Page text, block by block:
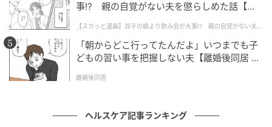
Nagahitoyuki / Wikimedia Commons
る。縦すじに比べると頻度は低いものの、気になる症
事!? 親の自覚がない夫を懲らしめた話【第1
【スカッと漫画】双子の娘より飲み会が大事!? 親の自覚がない夫を
懲らしめた話
「朝からどこ行ってたんだよ」いつまでも子
どもの習い事を把握しない夫【離婚後同居 Vo
離婚後同居
ヘルスケア記事ランキング